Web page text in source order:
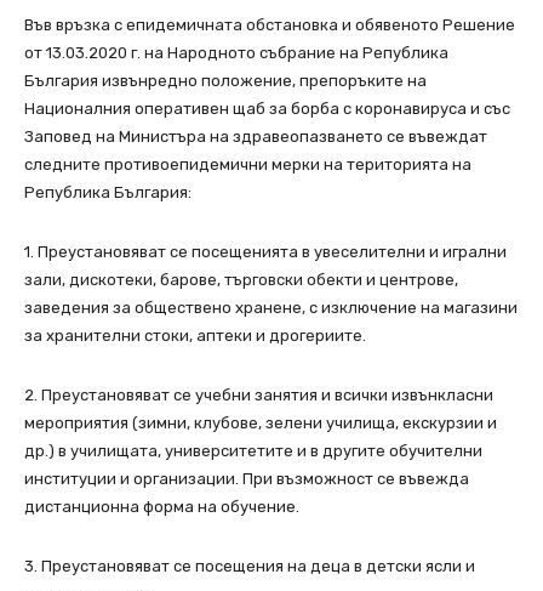
Във връзка с епидемичната обстановка и обявеното Решение
от 13.03.2020 г. на Народното събрание на Република
България извънредно положение, препоръките на
Националния оперативен щаб за борба с коронавируса и със
Заповед на Министъра на здравеопазването се въвеждат
следните противоепидемични мерки на територията на
Република България:
1. Преустановяват се посещенията в увеселителни и игрални
зали, дискотеки, барове, търговски обекти и центрове,
заведения за обществено хранене, с изключение на магазини
за хранителни стоки, аптеки и дрогериите.
2. Преустановяват се учебни занятия и всички извънкласни
мероприятия (зимни, клубове, зелени училища, екскурзии и
др.) в училищата, университетите и в другите обучителни
институции и организации. При възможност се въвежда
дистанционна форма на обучение.
3. Преустановяват се посещения на деца в детски ясли и